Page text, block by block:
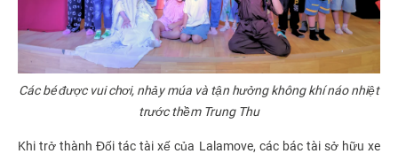
Các bé được vui chơi, nhảy múa và tận hưởng không khí náo nhiệt
trước thềm Trung Thu
Khi trở thành Đối tác tài xế của Lalamove, các bác tài sở hữu xe